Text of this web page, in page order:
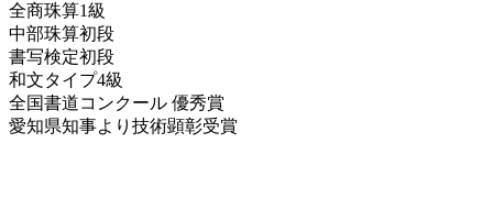
全商珠算1級
中部珠算初段
書写検定初段
和文タイプ4級
全国書道コンクール 優秀賞
愛知県知事より技術顕彰受賞